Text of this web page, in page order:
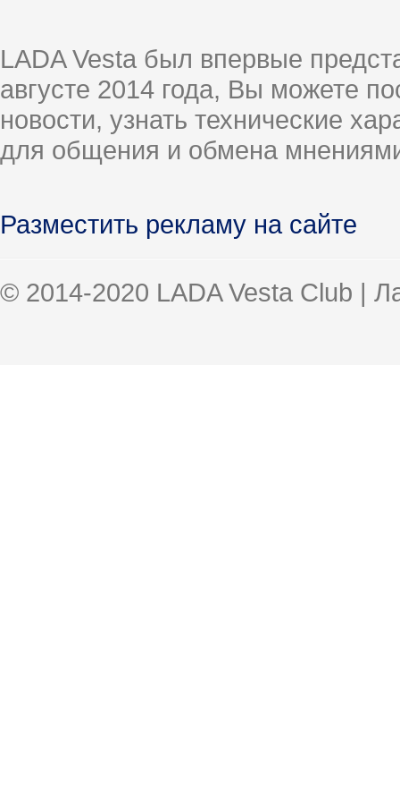
LADA Vesta был впервые
августе 2014 года, Вы можете
новости, узнать технические
для общения и обмена
Разместить рекламу на сайте
© 2014-2020 LADA Vesta Club |